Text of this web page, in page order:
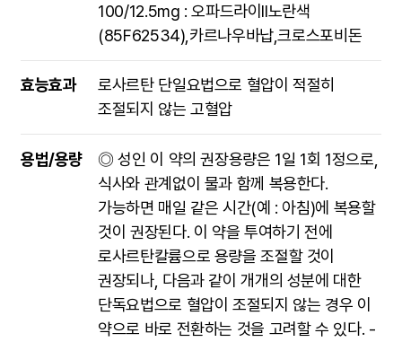
100/12.5mg : 오파드라이II노란색
(85F62534),카르나우바납,크로스포비돈
효능효과
로사르탄 단일요법으로 혈압이 적절히
조절되지 않는 고혈압
용법/용량
◎ 성인 이 약의 권장용량은 1일 1회 1정으로,
식사와 관계없이 물과 함께 복용한다.
가능하면 매일 같은 시간(예 : 아침)에 복용할
것이 권장된다. 이 약을 투여하기 전에
로사르탄칼륨으로 용량을 조절할 것이
권장되나, 다음과 같이 개개의 성분에 대한
단독요법으로 혈압이 조절되지 않는 경우 이
약으로 바로 전환하는 것을 고려할 수 있다. -